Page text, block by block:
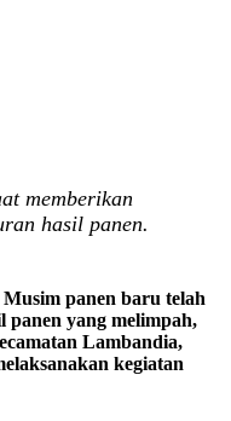
memberikan
hasil panen.
Musim panen baru telah
panen yang melimpah,
Lambandia,
kegiatan